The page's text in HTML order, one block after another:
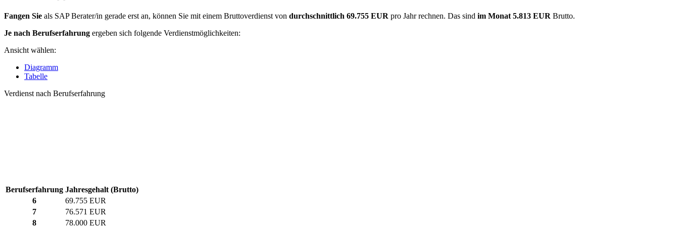
Fangen Sie als SAP Berater/in gerade erst an, können Sie mit einem Bruttoverdienst von durchschnittlich 69.755 EUR pro Jahr rechnen. Das sind im Monat 5.813 EUR Brutto.
Je nach Berufserfahrung ergeben sich folgende Verdienstmöglichkeiten:
Ansicht wählen:
Diagramm
Tabelle
Verdienst nach Berufserfahrung
Berufserfahrung Jahresgehalt (Brutto)
6
69.755 EUR
7
76.571 EUR
8
78.000 EUR